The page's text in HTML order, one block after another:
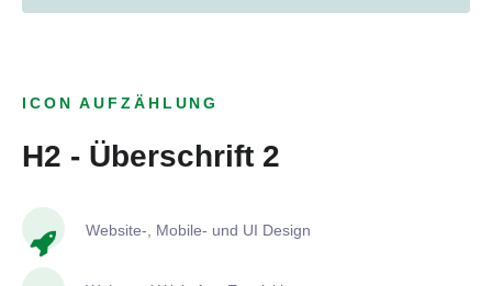
ICON AUFZÄHLUNG
H2 - Überschrift 2
Website-, Mobile- und UI Design